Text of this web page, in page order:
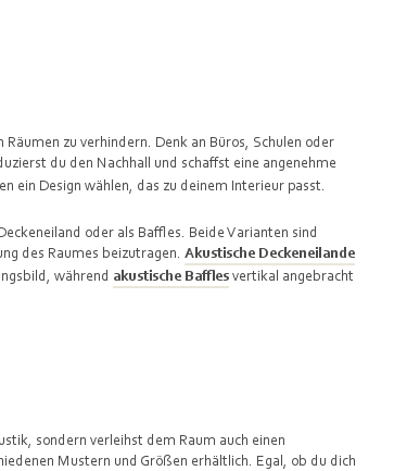
zu verhindern. Denk an Büros, Schulen oder
du den Nachhall und schaffst eine angenehme
ein Design wählen, das zu deinem Interieur passt.
oder als Baffles. Beide Varianten sind
des Raumes beizutragen. Akustische Deckeneilande
während akustische Bafflesvertikal angebracht
sondern verleihst dem Raum auch einen
Mustern und Größen erhältlich. Egal, ob du dich